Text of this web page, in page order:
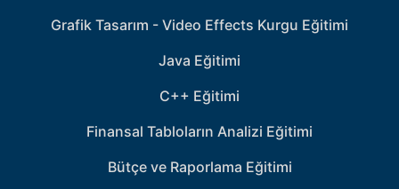
Grafik Tasarım - Video Effects Kurgu Eğitimi
Java Eğitimi
C++ Eğitimi
Finansal Tabloların Analizi Eğitimi
Bütçe ve Raporlama Eğitimi